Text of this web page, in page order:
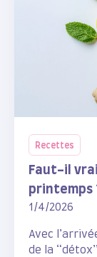
Recettes
Faut-il
printemps
1/4/2026
Avec
de la